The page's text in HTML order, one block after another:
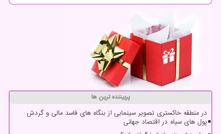
پربیننده ترین ها
در منطقه خاکستری تصویر سینمایی از بنگاه های فاسد مالی و گردش
پول های سیاه در اقتصاد جهانی